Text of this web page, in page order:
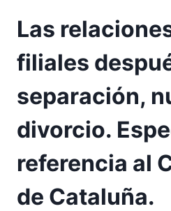
Las
filiales
separación,
divorcio.
referencia al
de Cataluña.